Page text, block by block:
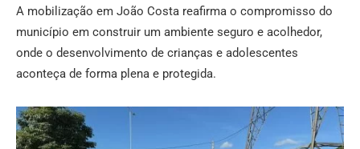
A mobilização em João Costa reafirma o compromisso do
município em construir um ambiente seguro e acolhedor,
onde o desenvolvimento de crianças e adolescentes
aconteça de forma plena e protegida.